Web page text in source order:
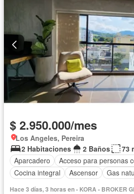
$ 2.950.000/mes
Los Angeles, Pereira
2 Habitaciones
2 Baños
73
Aparcadero
Acceso para personas
Cocina integral
Ascensor Gas
Hace 3 días, 3 horas en - KORA - BROKER